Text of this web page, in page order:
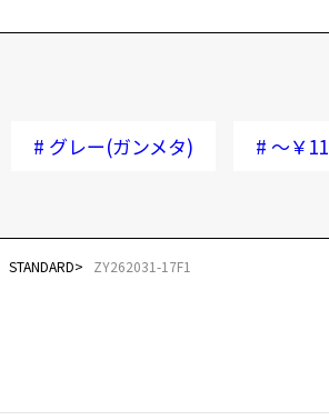
# グレー(ガンメタ) # ～￥
STANDARD ZY262031-17F1